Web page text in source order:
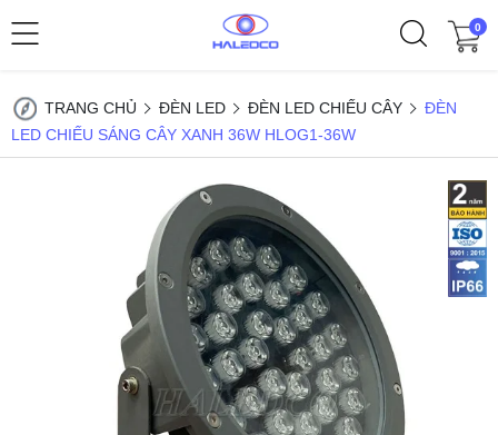
0
TRANG CHỦ ĐÈN LED ĐÈN LED CHIẾU CÂY
ĐÈN
LED CHIẾU SÁNG CÂY XANH 36W HLOG1-36W